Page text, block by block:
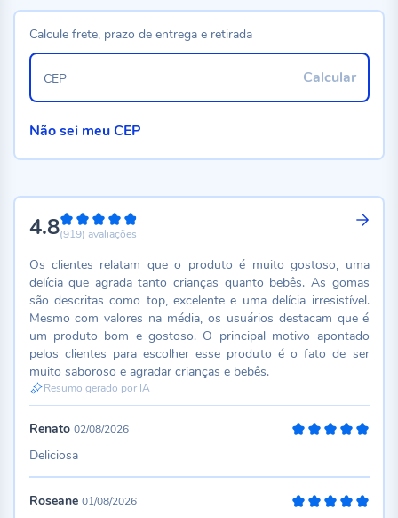
4.896%
(919) avaliações
Os clientes relatam que o produto é muito gostoso, uma
delícia que agrada tanto crianças quanto bebês. As gomas
são descritas como top, excelente e uma delícia irresistível.
Mesmo com valores na média, os usuários destacam que é
um produto bom e gostoso. O principal motivo apontado
pelos clientes para escolher esse produto é o fato de ser
muito saboroso e agradar crianças e bebês.
Resumo gerado por IA
Renato 02/08/2026
Deliciosa
Roseane 01/08/2026
Calcule frete, prazo de entrega e retirada
Calcular
CEP
Não sei meu CEP